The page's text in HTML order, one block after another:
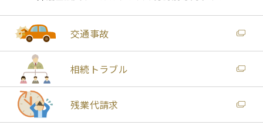
交通事故
相続トラブル
残業代請求